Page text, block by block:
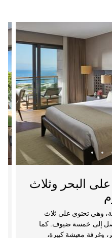
البحر وثلاث
وهي تحتوي على ثلاث
إلى خمسة ضيوف. كما
وغرفة معيشة كبيرة،